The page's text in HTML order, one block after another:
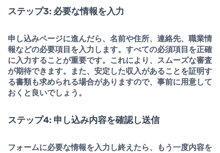
ステップ3: 必要な情報を入力
申し込みページに進んだら、名前や住所、連絡先、職業情
報などの必要項目を入力します。 すべての必須項目を正確
に入力することが重要です。これにより、スムーズな審査
が期待できます。また、安定した収入があることを証明す
る書類も求められる場合がありますので、事前に用意して
おくと良いでしょう。
ステップ4: 申し込み内容を確認し送信
フォームに必要な情報を入力し終えたら、もう一度内容を